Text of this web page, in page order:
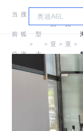
当
前
位
搜
狐
汽
车
＞
车
型
大
全
＞
比
亚
迪
＞
比
亚 ＞
i